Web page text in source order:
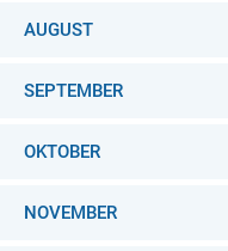
AUGUST
SEPTEMBER
OKTOBER
NOVEMBER